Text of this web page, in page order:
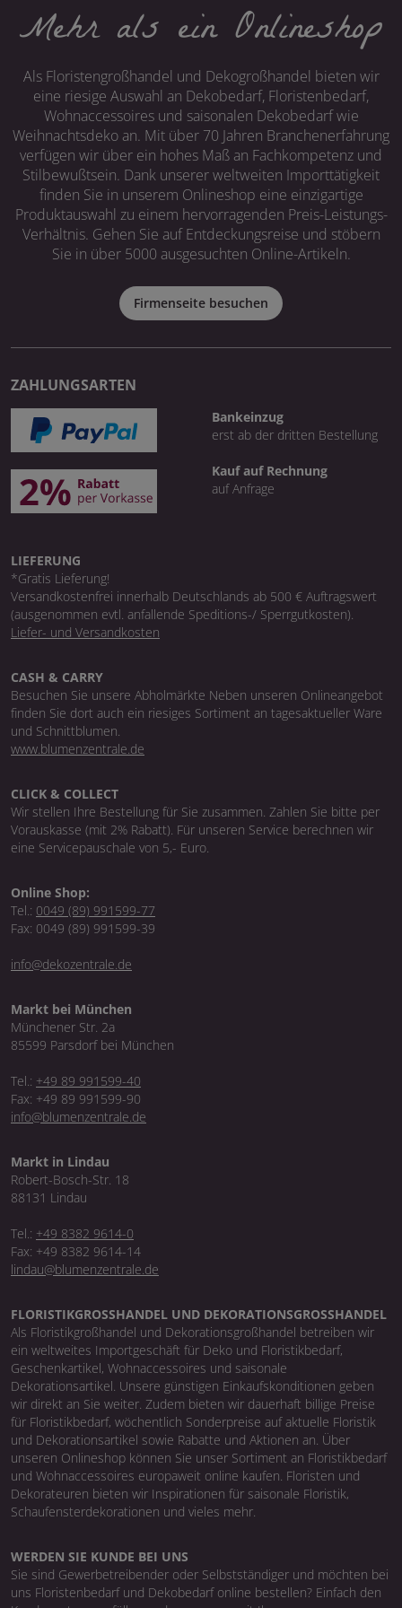
Mehr als ein Onlineshop
Als Floristengroßhandel und Dekogroßhandel bieten wir
eine riesige Auswahl an Dekobedarf, Floristenbedarf,
Wohnaccessoires und saisonalen Dekobedarf wie
Weihnachtsdeko an. Mit über 70 Jahren Branchenerfahrung
verfügen wir über ein hohes Maß an Fachkompetenz und
Stilbewußtsein. Dank unserer weltweiten Importtätigkeit
finden Sie in unserem Onlineshop eine einzigartige
Produktauswahl zu einem hervorragenden Preis-Leistungs-
Verhältnis. Gehen Sie auf Entdeckungsreise und stöbern
Sie in über 5000 ausgesuchten Online-Artikeln.
Firmenseite besuchen
ZAHLUNGSARTEN
Bankeinzug
erst ab der dritten Bestellung
Kauf auf Rechnung
auf Anfrage
LIEFERUNG
*Gratis Lieferung!
Versandkostenfrei innerhalb Deutschlands ab 500 € Auftragswert
(ausgenommen evtl. anfallende Speditions-/ Sperrgutkosten).
Liefer- und Versandkosten
CASH & CARRY
Besuchen Sie unsere Abholmärkte Neben unseren Onlineangebot
finden Sie dort auch ein riesiges Sortiment an tagesaktueller Ware
und Schnittblumen.
www.blumenzentrale.de
CLICK & COLLECT
Wir stellen Ihre Bestellung für Sie zusammen. Zahlen Sie bitte per
Vorauskasse (mit 2% Rabatt). Für unseren Service berechnen wir
eine Servicepauschale von 5,- Euro.
Online Shop:
Tel.: 0049 (89) 991599-77
Fax: 0049 (89) 991599-39
info@dekozentrale.de
Markt bei München
Münchener Str. 2a
85599 Parsdorf bei München
Tel.: +49 89 991599-40
Fax: +49 89 991599-90
info@blumenzentrale.de
Markt in Lindau
Robert-Bosch-Str. 18
88131 Lindau
Tel.: +49 8382 9614-0
Fax: +49 8382 9614-14
lindau@blumenzentrale.de
FLORISTIKGROSSHANDEL UND DEKORATIONSGROSSHANDEL
Als Floristikgroßhandel und Dekorationsgroßhandel betreiben wir
ein weltweites Importgeschäft für Deko und Floristikbedarf,
Geschenkartikel, Wohnaccessoires und saisonale
Dekorationsartikel. Unsere günstigen Einkaufskonditionen geben
wir direkt an Sie weiter. Zudem bieten wir dauerhaft billige Preise
für Floristikbedarf, wöchentlich Sonderpreise auf aktuelle Floristik
und Dekorationsartikel sowie Rabatte und Aktionen an. Über
unseren Onlineshop können Sie unser Sortiment an Floristikbedarf
und Wohnaccessoires europaweit online kaufen. Floristen und
Dekorateuren bieten wir Inspirationen für saisonale Floristik,
Schaufensterdekorationen und vieles mehr.
WERDEN SIE KUNDE BEI UNS
Sie sind Gewerbetreibender oder Selbstständiger und möchten bei
uns Floristenbedarf und Dekobedarf online bestellen? Einfach den